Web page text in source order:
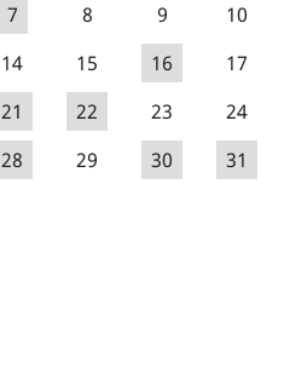
7 8 9
10
14 15 16
17
21 22 23
24
28 29 30
31